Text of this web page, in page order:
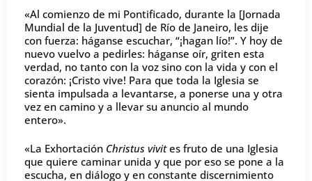
«Al comienzo de mi Pontificado, durante la [Jornada
Mundial de la Juventud] de Río de Janeiro, les dije
con fuerza: háganse escuchar, “¡hagan lío!”. Y hoy de
nuevo vuelvo a pedirles: háganse oír, griten esta
verdad, no tanto con la voz sino con la vida y con el
corazón: ¡Cristo vive! Para que toda la Iglesia se
sienta impulsada a levantarse, a ponerse una y otra
vez en camino y a llevar su anuncio al mundo
entero».
«La Exhortación Christus vivites fruto de una Iglesia
que quiere caminar unida y que por eso se pone a la
escucha, en diálogo y en constante discernimiento